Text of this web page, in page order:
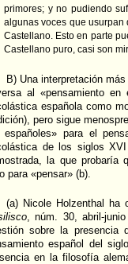
primores; y no pudiendo
algunas voces que
Castellano. Esto en parte
Castellano puro, casi son
B) Una interpretación
al «pensamiento
española como
pero sigue
españoles» para el
de los siglos
la que probaría
para «pensar» (b).
(a) Nicole Holzenthal ha
, núm. 30, abril-
sobre la presencia
español del
en la filosofía